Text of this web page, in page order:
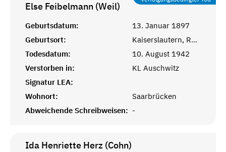
Else Feibelmann (Weil)
Geburtsdatum:
13. Januar 1897
Geburtsort:
Kaiserslautern, Rheinprovinz
Todesdatum:
10. August 1942
Verstorben in:
KL Auschwitz
Signatur LEA:
Wohnort:
Saarbrücken
Abweichende Schreibweisen: -
Ida Henriette Herz (Cohn)